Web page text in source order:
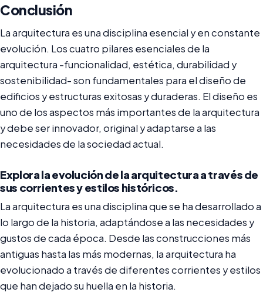
Conclusión
La arquitectura es una disciplina esencial y en constante
evolución. Los cuatro pilares esenciales de la
arquitectura -funcionalidad, estética, durabilidad y
sostenibilidad- son fundamentales para el diseño de
edificios y estructuras exitosas y duraderas. El diseño es
uno de los aspectos más importantes de la arquitectura
y debe ser innovador, original y adaptarse a las
necesidades de la sociedad actual.
Explora la evolución de la arquitectura a través de
sus corrientes y estilos históricos.
La arquitectura es una disciplina que se ha desarrollado a
lo largo de la historia, adaptándose a las necesidades y
gustos de cada época. Desde las construcciones más
antiguas hasta las más modernas, la arquitectura ha
evolucionado a través de diferentes corrientes y estilos
que han dejado su huella en la historia.